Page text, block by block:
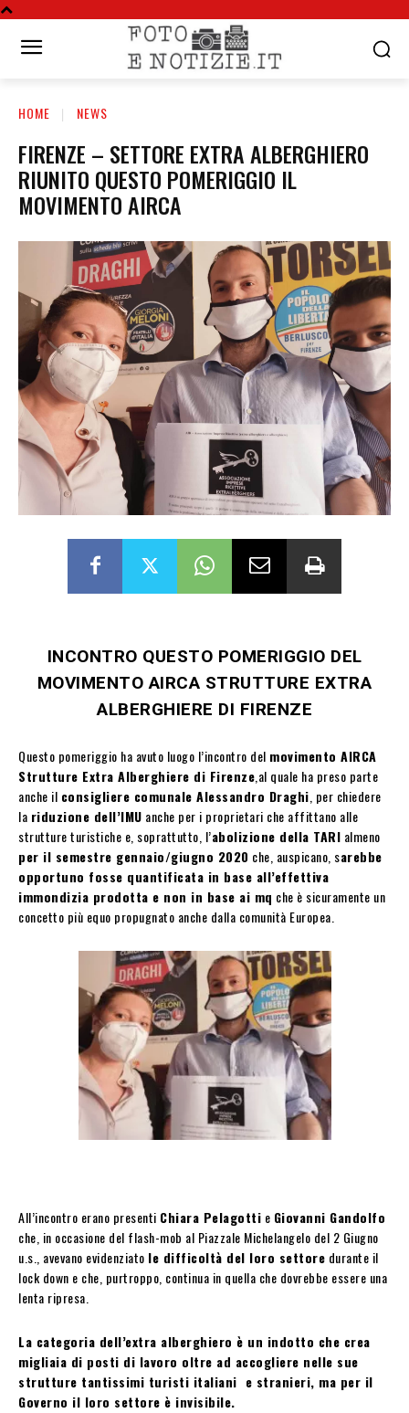
HOME NEWS
FIRENZE – SETTORE EXTRA ALBERGHIERO
RIUNITO QUESTO POMERIGGIO IL
MOVIMENTO AIRCA
INCONTRO QUESTO POMERIGGIO DEL
MOVIMENTO AIRCA STRUTTURE EXTRA
ALBERGHIERE DI FIRENZE
Questo pomeriggio ha avuto luogo l’incontro del movimento AIRCA
Strutture Extra Alberghiere di Firenze ,al quale ha preso parte
anche il consigliere comunale Alessandro Draghi , per chiedere
la riduzione dell’IMU anche per i proprietari che affittano alle
strutture turistiche e, soprattutto, l’abolizione della TARI almeno
per il semestre gennaio/giugno 2020 che, auspicano, sarebbe
opportuno fosse quantificata in base all’effettiva
immondizia prodotta e non in base ai mq che è sicuramente un
concetto più equo propugnato anche dalla comunità Europea.
All’incontro erano presenti Chiara Pelagotti e Giovanni Gandolfo
che, in occasione del flash-mob al Piazzale Michelangelo del 2 Giugno
u.s., avevano evidenziato le difficoltà del loro settore durante il
lock down e che, purtroppo, continua in quella che dovrebbe essere una
lenta ripresa.
La categoria dell’extra alberghiero è un indotto che crea
migliaia di posti di lavoro oltre ad accogliere nelle sue
strutture tantissimi turisti italiani e stranieri, ma per il
Governo il loro settore è invisibile.